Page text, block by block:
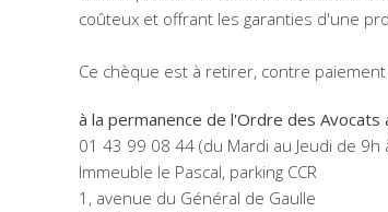
coûteux et offrant les garanties d'une
Ce chèque est à retirer, contre
à la permanence de l'Ordre des
01 43 99 08 44 (du Mardi au Jeudi de
Immeuble le Pascal, parking CCR
1, avenue du Général de Gaulle